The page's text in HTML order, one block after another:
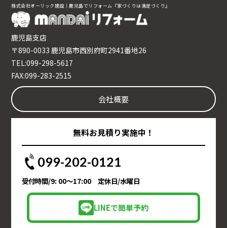
株式会社オーリック建設｜鹿児島でリフォーム『家づくりは満足づくり』
鹿児島支店
〒890-0033 鹿児島市西別府町2941番地26
TEL:099-298-5617
FAX:099-283-2515
会社概要
無料お見積り実施中！
099-202-0121
受付時間/9: 00～17:00 定休日/水曜日
LINEで簡単予約